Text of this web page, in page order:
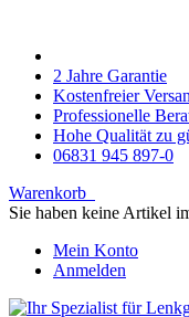
2 Jahre Garantie
Kostenfreier
Professionelle
Hohe Qualität zu
06831 945 897-0
Warenkorb
Sie haben keine Artikel
Mein Konto
Anmelden